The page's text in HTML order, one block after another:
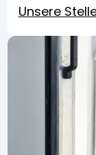
Unsere